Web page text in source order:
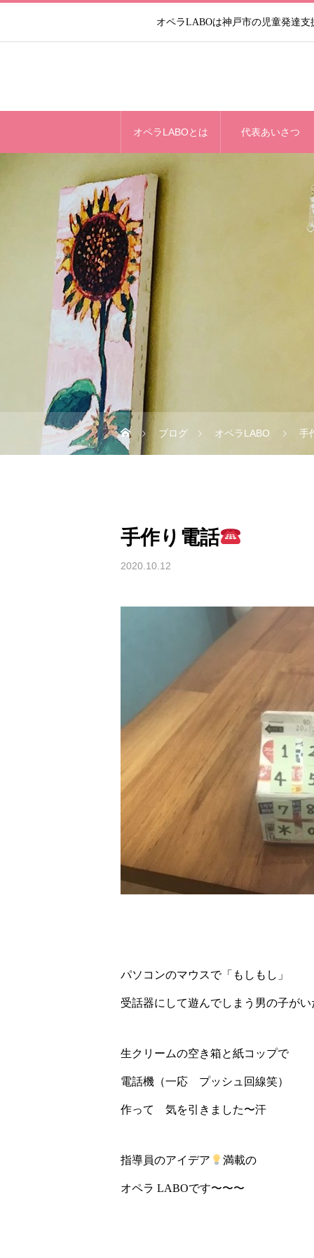
オペラLABOは神戸市の児童発達
オペラLABOとは 代表あいさつ
ブログ オペラLABO 手
手作り電話
2020.10.12
パソコンのマウスで「もしもし」
受話器にして遊んでしまう男の子がい
生クリームの空き箱と紙コップで
電話機（一応 プッシュ回線笑）
作って 気を引きました〜汗
指導員のアイデア 満載の
オペラ LABOです〜〜〜